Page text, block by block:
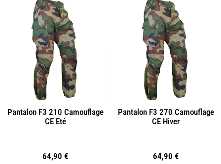
Pantalon F3 210 Camouflage
CE Eté
64,90 €
Pantalon F3 270 Camouflage
CE Hiver
64,90 €